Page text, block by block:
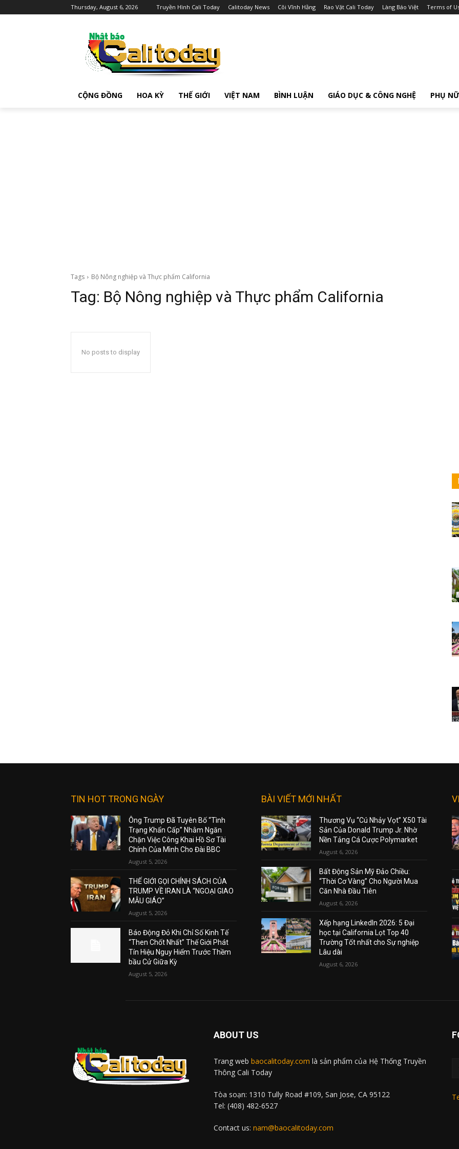
Thursday, August 6, 2026 Truyền Hình Cali Today Calitoday News Cõi Vĩnh Hằng Rao Vặt Cali Today Làng Báo Việt Terms of
CỘNG ĐỒNG HOA KỲ THẾ GIỚI VIỆT NAM BÌNH LUẬN GIÁO DỤC & CÔNG NGHỆ PHỤ NỮ
Tags Bộ Nông nghiệp và Thực phẩm California
Tag: Bộ Nông nghiệp và Thực phẩm California
No posts to display
TIN HOT TRONG NGÀY
Ông Trump Đã Tuyên Bố “Tình
Trạng Khẩn Cấp” Nhằm Ngăn
Chặn Việc Công Khai Hồ Sơ Tài
Chính Của Mình Cho Đài BBC
August 5, 2026
THẾ GIỚI GỌI CHÍNH SÁCH CỦA
TRUMP VỀ IRAN LÀ “NGOẠI GIAO
MẪU GIÁO”
August 5, 2026
Báo Động Đỏ Khi Chỉ Số Kinh Tế
“Then Chốt Nhất” Thế Giới Phát
Tín Hiệu Nguy Hiểm Trước Thềm
bầu Cử Giữa Kỳ
August 5, 2026
BÀI VIẾT MỚI NHẤT
Thương Vụ “Cú Nhảy Vọt” X50 Tài
Sản Của Donald Trump Jr. Nhờ
Nền Tảng Cá Cược Polymarket
August 6, 2026
Bất Động Sản Mỹ Đảo Chiều:
“Thời Cơ Vàng” Cho Người Mua
Căn Nhà Đầu Tiên
August 6, 2026
Xếp hạng LinkedIn 2026: 5 Đại
học tại California Lọt Top 40
Trường Tốt nhất cho Sự nghiệp
Lâu dài
August 6, 2026
ABOUT US
Trang web baocalitoday.com là sản phẩm của Hệ Thống Truyền
Thông Cali Today
Tòa soạn: 1310 Tully Road #109, San Jose, CA 95122
Tel: (408) 482-6527
Contact us: nam@baocalitoday.com